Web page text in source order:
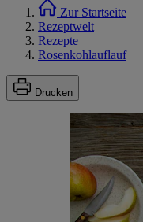
Zur Startseite
Rezeptwelt
Rezepte
Rosenkohlauflauf
Drucken